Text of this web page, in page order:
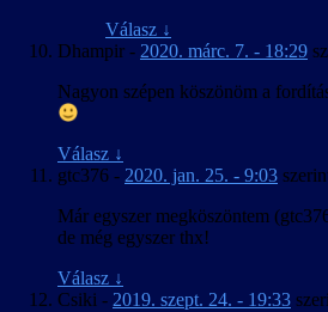
Válasz ↓
Dhampir - 2020. márc. 7. - 18:29
Nagyon szépen köszönöm a
Válasz ↓
gtc376 - 2020. jan. 25. - 9:03
Már egyszer megköszöntem
de még egyszer thx!
Válasz ↓
Csiki - 2019. szept. 24. - 19:33